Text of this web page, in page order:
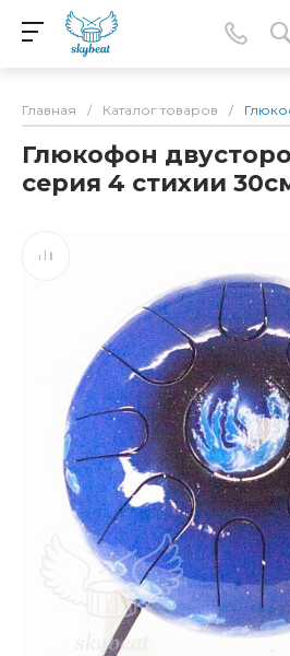
Главная / Каталог товаров /
Глюкофон
серия 4 стихии